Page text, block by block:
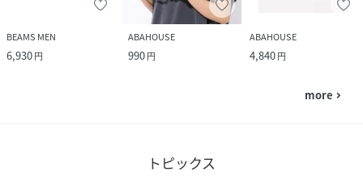
BEAMS MEN
6,930円
ABAHOUSE
990円
ABAHOUSE
4,840円
more navigate_next
トピックス